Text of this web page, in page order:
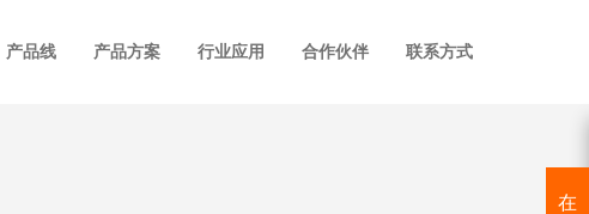
产品线 产品方案 行业应用 合作伙伴 联系方式
在